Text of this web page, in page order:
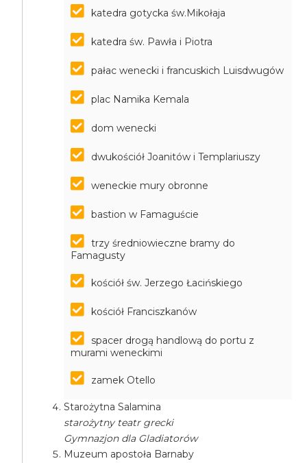
katedra gotycka św.Mikołaja
katedra św. Pawła i Piotra
pałac wenecki i francuskich Luisdwugów
plac Namika Kemala
dom wenecki
dwukościół Joanitów i Templariuszy
weneckie mury obronne
bastion w Famaguście
trzy średniowieczne bramy do
Famagusty
kościół św. Jerzego Łacińskiego
kościół Franciszkanów
spacer drogą handlową do portu z
murami weneckimi
zamek Otello
Starożytna Salamina
starożytny teatr grecki
Gymnazjon dla Gladiatorów
Muzeum apostoła Barnaby